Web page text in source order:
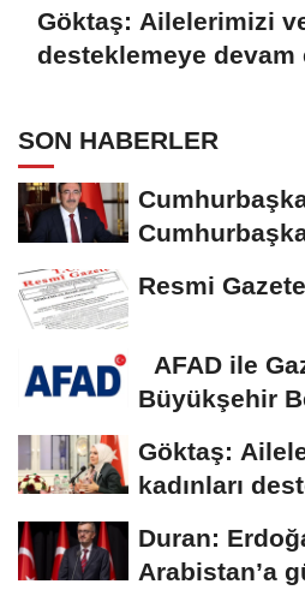
Göktaş: Ailelerimizi
desteklemeye devam
SON HABERLER
Resmi
AFAD ile
Büyükşehir
Göktaş:
kadınları
Duran:
Arabistan’a